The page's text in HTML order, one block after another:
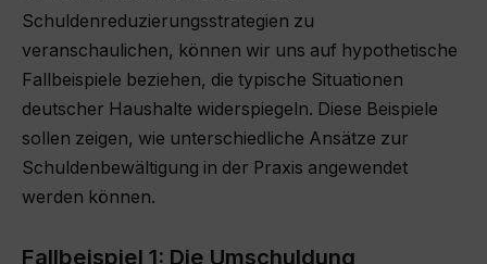
Schuldenreduzierungsstrategien zu
veranschaulichen, können wir uns auf hypothetische
Fallbeispiele beziehen, die typische Situationen
deutscher Haushalte widerspiegeln. Diese Beispiele
sollen zeigen, wie unterschiedliche Ansätze zur
Schuldenbewältigung in der Praxis angewendet
werden können.
Fallbeispiel 1: Die Umschuldung